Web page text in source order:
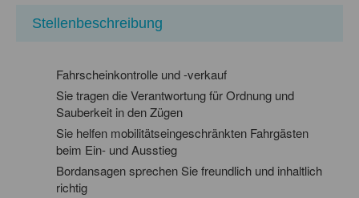
Stellenbeschreibung
Fahrscheinkontrolle und -verkauf
Sie tragen die Verantwortung für Ordnung und
Sauberkeit in den Zügen
Sie helfen mobilitätseingeschränkten Fahrgästen
beim Ein- und Ausstieg
Bordansagen sprechen Sie freundlich und inhaltlich
richtig